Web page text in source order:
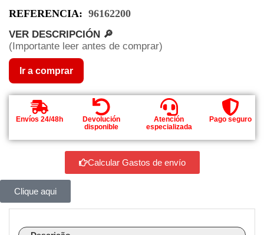
REFERENCIA: 96162200
VER DESCRIPCIÓN 🔎
(Importante leer antes de comprar)
Ir a comprar
Envíos 24/48h
Devolución
disponible
Atención
especializada
Pago seguro
Calcular Gastos de envío
Clique aqui